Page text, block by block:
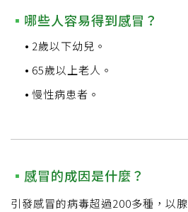
哪些人容易得到感冒？
2歲以下幼兒。
65歲以上老人。
慢性病患者。
感冒的成因是什麼？
引發感冒的病毒超過200多種，以